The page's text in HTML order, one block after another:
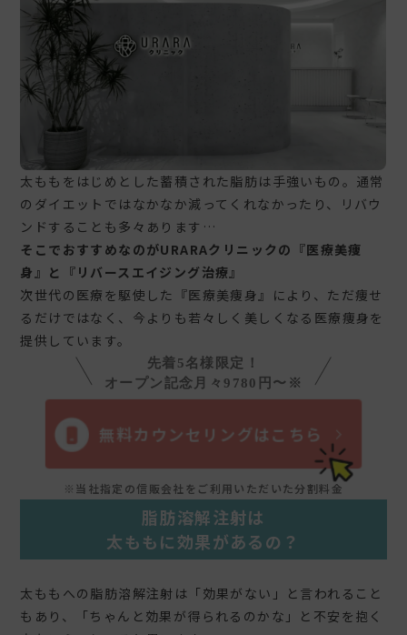
太ももをはじめとした蓄積された脂肪は手強いもの。通常
のダイエットではなかなか減ってくれなかったり、リバウ
ンドすることも多々あります…
そこでおすすめなのがURARAクリニックの『医療美痩
身』と『リバースエイジング治療』
次世代の医療を駆使した『医療美痩身』により、ただ痩せ
るだけではなく、今よりも若々しく美しくなる医療痩身を
提供しています。
先着5名様限定！
オープン記念月々9780円〜※
無料カウンセリングはこちら
※当社指定の信販会社をご利用いただいた分割料金
脂肪溶解注射は
太ももに効果があるの？
太ももへの脂肪溶解注射は「効果がない」と言われること
もあり、「ちゃんと効果が得られるのかな」と不安を抱く